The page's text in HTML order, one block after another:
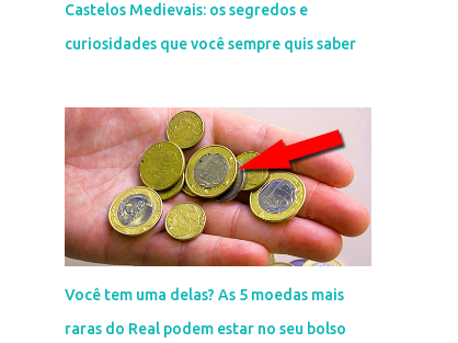
Castelos Medievais: os segredos e
curiosidades que você sempre quis saber
Você tem uma delas? As 5 moedas mais
raras do Real podem estar no seu bolso